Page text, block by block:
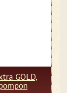
GOLD,